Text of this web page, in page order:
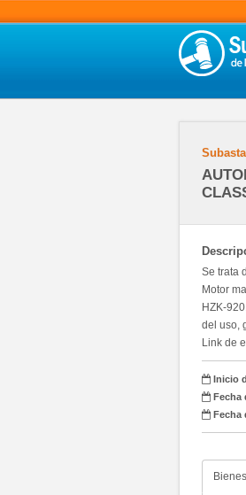
Se trata
Motor
HZK-
del uso,
Link de
Inicio
Fecha
Fecha